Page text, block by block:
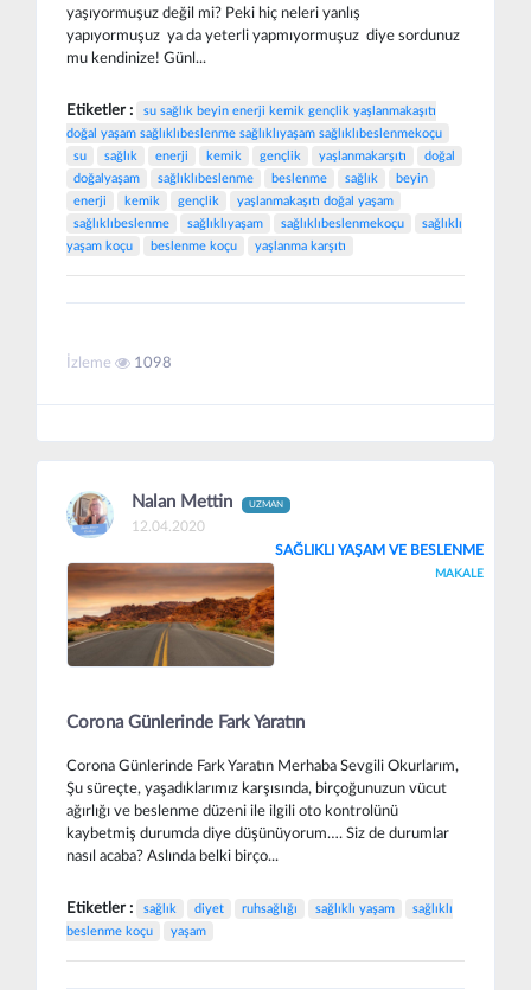
yaşıyormuşuz değil mi? Peki hiç neleri yanlış
yapıyormuşuz ya da yeterli yapmıyormuşuz diye sordunuz
mu kendinize! Günl...
Etiketler :
su sağlık beyin enerji kemik gençlik yaşlanmakaşıtı
doğal yaşam sağlıklıbeslenme sağlıklıyaşam sağlıklıbeslenmekoçu
su
sağlık enerji kemik gençlik yaşlanmakarşıtı
doğal
doğalyaşam
sağlıklıbeslenme beslenme sağlık
beyin
enerji
kemik gençlik
yaşlanmakaşıtı doğal yaşam
sağlıklıbeslenme
sağlıklıyaşam sağlıklıbeslenmekoçu
sağlıklı
yaşam koçu
beslenme koçu yaşlanma karşıtı
İzleme 1098
Nalan Mettin UZMAN
12.04.2020
SAĞLIKLI YAŞAM VE BESLENME
MAKALE
Corona Günlerinde Fark Yaratın
Corona Günlerinde Fark Yaratın Merhaba Sevgili Okurlarım,
Şu süreçte, yaşadıklarımız karşısında, birçoğunuzun vücut
ağırlığı ve beslenme düzeni ile ilgili oto kontrolünü
kaybetmiş durumda diye düşünüyorum…. Siz de durumlar
nasıl acaba? Aslında belki birço...
Etiketler : sağlık diyet ruhsağlığı sağlıklı yaşam
sağlıklı
beslenme koçu
yaşam